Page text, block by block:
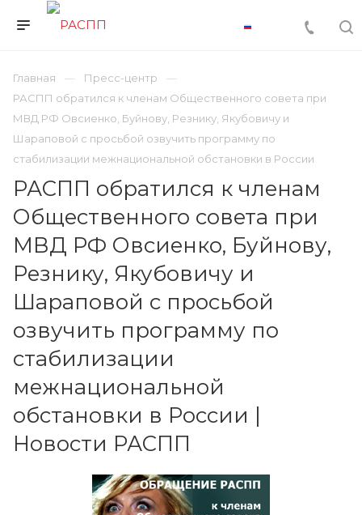
Главная
Пресс-центр
РАСПП обратился к членам Общественного совета при
МВД РФ Овсиенко, Буйнову, Резнику, Якубовичу и
Шараповой с просьбой озвучить программу по
стабилизации межнациональной обстановки в России
РАСПП обратился к членам
Общественного совета при
МВД РФ Овсиенко, Буйнову,
Резнику, Якубовичу и
Шараповой с просьбой
озвучить программу по
стабилизации
межнациональной
обстановки в России |
Новости РАСПП